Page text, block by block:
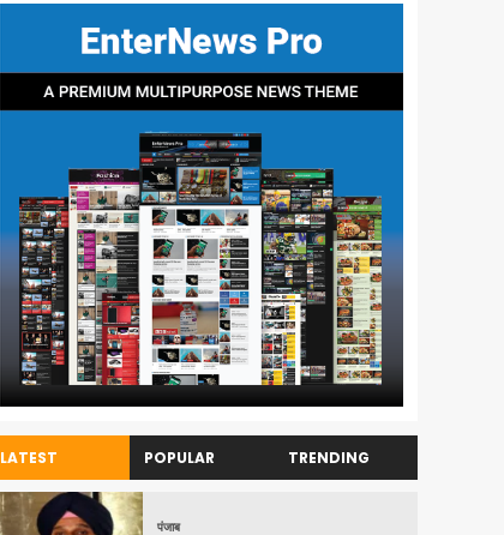
LATEST POPULAR TRENDING
पंजाब